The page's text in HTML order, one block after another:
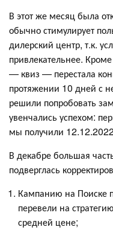
В этот же месяц была
обычно стимулирует
дилерский центр, т.к.
привлекательнее.
— квиз — перестала
протяжении 10 дней с
решили попробовать
увенчались успехом:
мы получили
В декабре большая
подверглась
Кампанию на Поиске
перевели на
средней цене;